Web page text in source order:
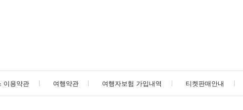
이용약관 여행약관 여행자보험 가입내역 티켓판매안내